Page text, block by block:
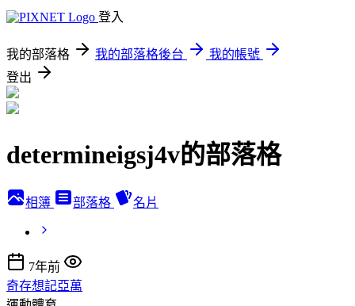
登入
我的部落格 我的部落格後台
我的帳號
登出
determineigsj4v的部落格
相簿 部落格 名片
7年前
奇存想記亞萬